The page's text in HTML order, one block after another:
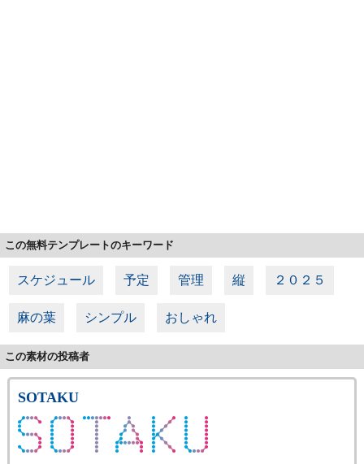
この無料テンプレートのキーワード
スケジュール 予定 管理 縦 ２０２５
麻の葉 シンプル おしゃれ
この素材の投稿者
SOTAKU